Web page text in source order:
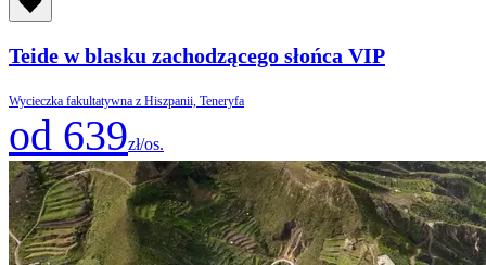
Teide w blasku zachodzącego słońca VIP
Wycieczka fakultatywna z Hiszpanii, Teneryfa
od 639zł/os.